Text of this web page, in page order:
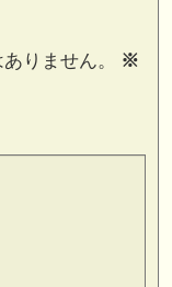
りません。
※